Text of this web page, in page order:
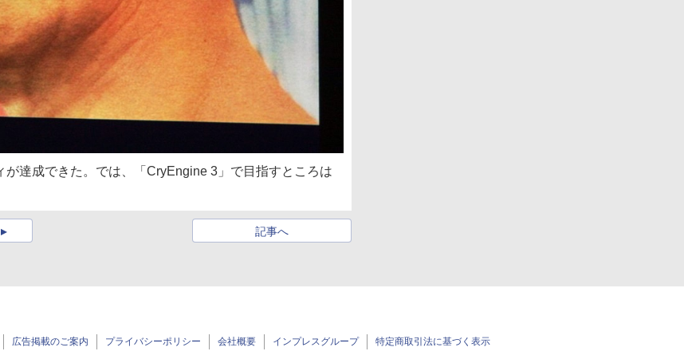
が達成できた。では、「CryEngine 3」で目指すところは
記事へ
広告掲載のご案内 プライバシーポリシー 会社概要 インプレスグループ 特定商取引法に基づく表示